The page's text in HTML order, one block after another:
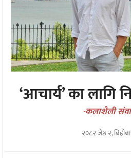
‘आचार्य’ का लागि
-कलाशैली
२०८२ जेष्ठ २,